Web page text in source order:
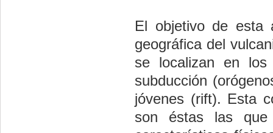
El objetivo de esta
geográfica del
se localizan en
subducción
jóvenes (rift). Esta
son éstas las